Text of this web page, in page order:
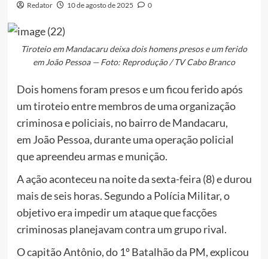
Redator 10 de agosto de 2025 0
Tiroteio em Mandacaru deixa dois homens presos e um ferido
em João Pessoa — Foto: Reprodução / TV Cabo Branco
Dois homens foram presos e um ficou ferido após
um tiroteio entre membros de uma organização
criminosa e policiais, no bairro de Mandacaru,
em João Pessoa, durante uma operação policial
que apreendeu armas e munição.
A ação aconteceu na noite da sexta-feira (8) e durou
mais de seis horas. Segundo a Polícia Militar, o
objetivo era impedir um ataque que facções
criminosas planejavam contra um grupo rival.
O capitão Antônio, do 1º Batalhão da PM, explicou